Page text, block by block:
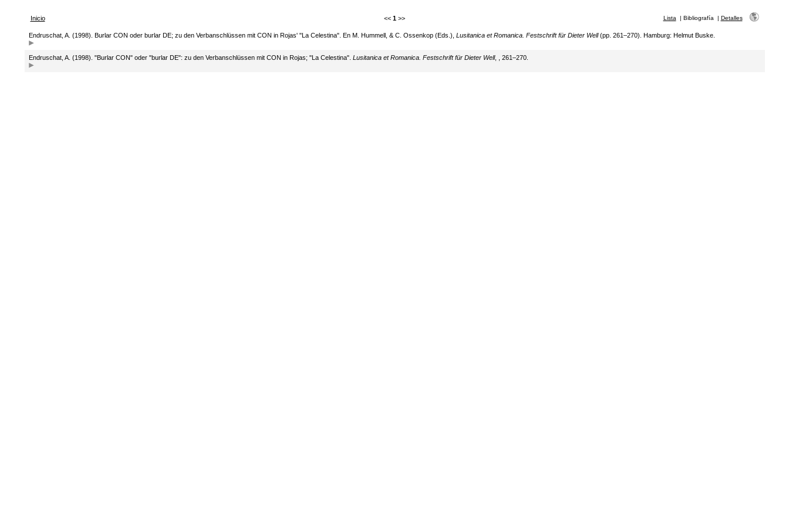
Inicio << 1 >> Lista | Bibliografía | Detalles
Endruschat, A. (1998). Burlar CON oder burlar DE; zu den Verbanschlüssen mit CON in Rojas' "La Celestina". En M. Hummell, & C. Ossenkop (Eds.), Lusitanica et Romanica. Festschrift für Dieter Well(pp. 261–270). Hamburg: Helmut Buske.
Endruschat, A. (1998). "Burlar CON" oder "burlar DE": zu den Verbanschlüssen mit CON in Rojas; "La Celestina". Lusitanica et Romanica. Festschrift für Dieter Well, , 261–270.